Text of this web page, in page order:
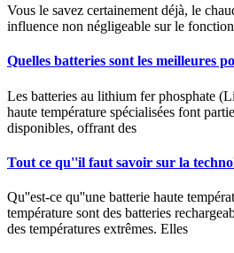
Vous le savez certainement déjà, le
influence non négligeable sur le
Quelles batteries sont les meilleures
Les batteries au lithium fer phosphate
haute température spécialisées font
disponibles, offrant des
Tout ce qu''il faut savoir sur la
Qu''est-ce qu''une batterie haute
température sont des batteries
des températures extrêmes. Elles